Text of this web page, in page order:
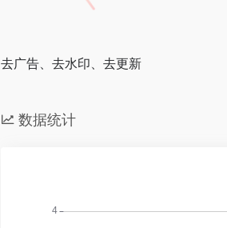
去广告、去水印、去更新
数据统计